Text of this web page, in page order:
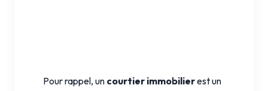
Pour rappel, un courtier immobilierest un